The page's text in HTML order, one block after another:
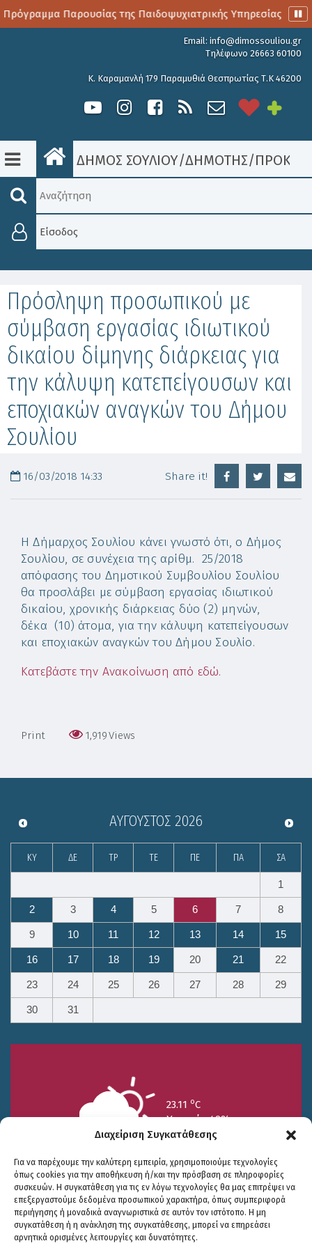
Διαχείριση Συγκατάθεσης
Για να παρέχουμε την καλύτερη εμπειρία, χρησιμοποιούμε τεχνολογίες
όπως cookies για την αποθήκευση ή/και την πρόσβαση σε πληροφορίες
συσκευών. Η συγκατάθεση για τις εν λόγω τεχνολογίες θα μας επιτρέψει να
επεξεργαστούμε δεδομένα προσωπικού χαρακτήρα, όπως συμπεριφορά
περιήγησης ή μοναδικά αναγνωριστικά σε αυτόν τον ιστότοπο. Η μη
συγκατάθεση ή η ανάκληση της συγκατάθεσης, μπορεί να επηρεάσει
αρνητικά ορισμένες λειτουργίες και δυνατότητες.
Παρουσίας της Παιδοψυχιατρικής Υπηρεσίας
Email: info@dimossouliou.gr
Τηλέφωνο 26663 60100
Κ. Καραμανλή 179 Παραμυθιά Θεσπρωτίας Τ.Κ 46200
ΔΗΜΟΣ ΣΟΥΛΙΟΥ/ΔΗΜΟΤΗΣ/
Είσοδος
Πρόσληψη προσωπικού με
σύμβαση εργασίας ιδιωτικού
δικαίου δίμηνης διάρκειας για
την κάλυψη κατεπείγουσων και
εποχιακών αναγκών του Δήμου
Σουλίου
16/03/2018 14:33 Share it!
Η Δήμαρχος Σουλίου κάνει γνωστό ότι, ο Δήμος
Σουλίου, σε συνέχεια της αρίθμ. 25/2018
απόφασης του Δημοτικού Συμβουλίου Σουλίου
θα προσλάβει με σύμβαση εργασίας ιδιωτικού
δικαίου, χρονικής διάρκειας δύο (2) μηνών,
δέκα (10) άτομα, για την κάλυψη κατεπείγουσων
και εποχιακών αναγκών του Δήμου Σουλίο.
Κατεβάστε την Ανακοίνωση από εδώ.
Print 1,919Views
ΑΎΓΟΥΣΤΟΣ 2026
ΚΥ ΔΕ ΤΡ ΤΕ ΠΕ ΠΑ ΣΑ
1
2 3 4 5 6 7 8
9 10 11 12 13 14 15
16 17 18 19 20 21 22
23 24 25 26 27 28 29
30 31
23.11 oC
Υγρασία 49%
25/7
15.73 oC
26/7
17.99oC
27/7
20.94oC